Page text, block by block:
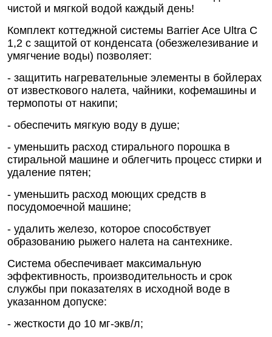
чистой и мягкой водой каждый день!
Комплект коттеджной системы Barrier Ace Ultra С
1,2 с защитой от конденсата (обезжелезивание и
умягчение воды) позволяет:
- защитить нагревательные элементы в бойлерах
от известкового налета, чайники, кофемашины и
термопоты от накипи;
- обеспечить мягкую воду в душе;
- уменьшить расход стирального порошка в
стиральной машине и облегчить процесс стирки и
удаление пятен;
- уменьшить расход моющих средств в
посудомоечной машине;
- удалить железо, которое способствует
образованию рыжего налета на сантехнике.
Система обеспечивает максимальную
эффективность, производительность и срок
службы при показателях в исходной воде в
указанном допуске:
- жесткости до 10 мг-экв/л;